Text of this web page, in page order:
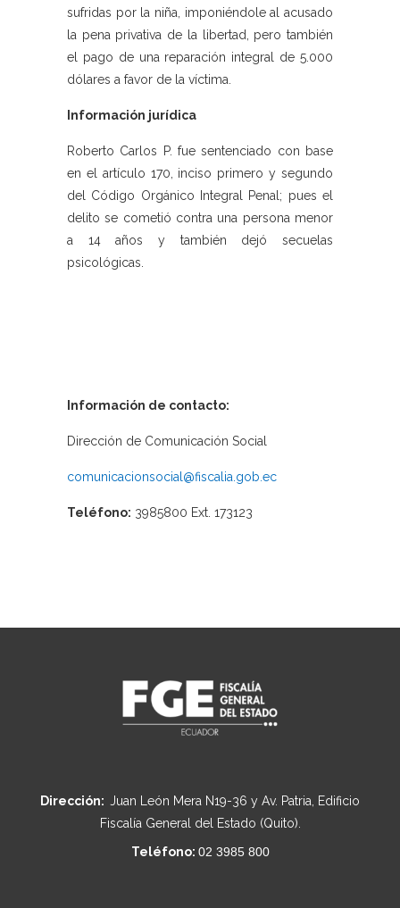
sufridas por la niña, imponiéndole al acusado
la pena privativa de la libertad, pero también
el pago de una reparación integral de 5.000
dólares a favor de la víctima.
Información jurídica
Roberto Carlos P. fue sentenciado con base
en el artículo 170, inciso primero y segundo
del Código Orgánico Integral Penal; pues el
delito se cometió contra una persona menor
a 14 años y también dejó secuelas
psicológicas.
Información de contacto:
Dirección de Comunicación Social
comunicacionsocial@fiscalia.gob.ec
Teléfono: 3985800 Ext. 173123
Dirección: Juan León Mera N19-36 y Av. Patria, Edificio
Fiscalía General del Estado (Quito).
Teléfono: 02 3985 800